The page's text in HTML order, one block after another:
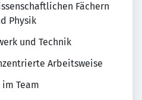
Fächern
Physik
und Technik
Arbeitsweise
Team